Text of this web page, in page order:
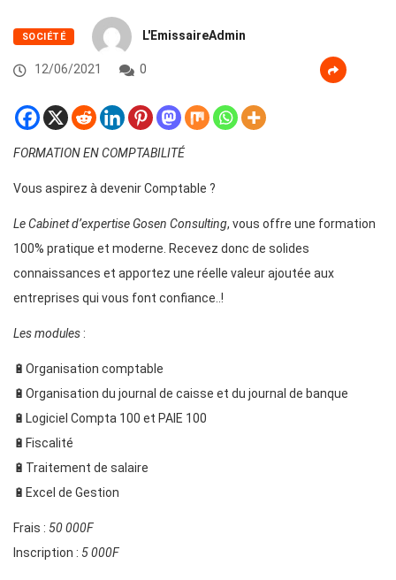
SOCIÉTÉ L'EmissaireAdmin
12/06/2021 0
FORMATION EN COMPTABILITÉ
Vous aspirez à devenir Comptable ?
Le Cabinet d’expertise Gosen Consulting, vous offre une formation
100% pratique et moderne. Recevez donc de solides
connaissances et apportez une réelle valeur ajoutée aux
entreprises qui vous font confiance..!
Les modules :
🔋Organisation comptable
🔋Organisation du journal de caisse et du journal de banque
🔋Logiciel Compta 100 et PAIE 100
🔋Fiscalité
🔋Traitement de salaire
🔋Excel de Gestion
Frais : 50 000F
Inscription : 5 000F